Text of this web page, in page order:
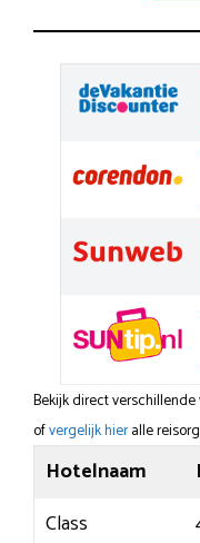
Bekijk direct
ofvergelijk hieralle
Hotelnaam
Class